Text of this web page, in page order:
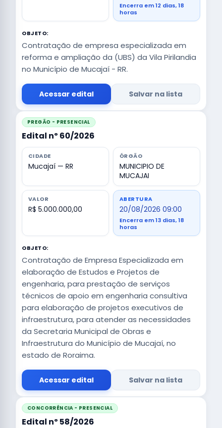
Encerra em 12 dias, 18
horas
OBJETO:
Contratação de empresa especializada em
reforma e ampliação da (UBS) da Vila Pirilandia
no Município de Mucajaí - RR.
Acessar edital Salvar na lista
PREGÃO - PRESENCIAL
Edital nº 60/2026
CIDADE
Mucajaí — RR
ÓRGÃO
MUNICIPIO DE
MUCAJAI
VALOR
R$ 5.000.000,00
ABERTURA
20/08/2026 09:00
Encerra em 13 dias, 18
horas
OBJETO:
Contratação de Empresa Especializada em
elaboração de Estudos e Projetos de
engenharia, para prestação de serviços
técnicos de apoio em engenharia consultiva
para elaboração de projetos executivos de
infraestrutura, para atender as necessidades
da Secretaria Municipal de Obras e
Infraestrutura do Município de Mucajaí, no
estado de Roraima.
Acessar edital Salvar na lista
CONCORRÊNCIA - PRESENCIAL
Edital nº 58/2026